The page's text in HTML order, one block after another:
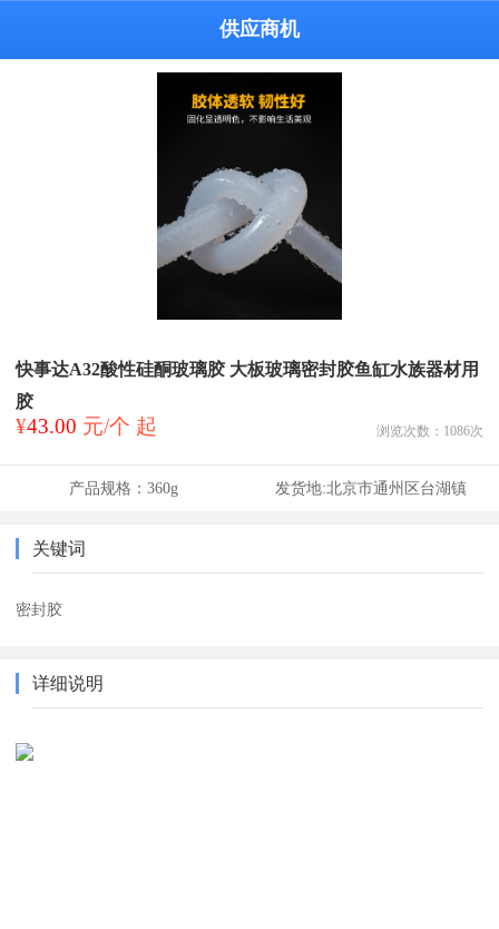
供应商机
快事达A32酸性硅酮玻璃胶 大板玻璃密封胶鱼缸水族器材用
胶
¥43.00 元/个 起 浏览次数： 1086次
产品规格： 360g 发货地:北京市通州区台湖镇
关键词
密封胶
详细说明